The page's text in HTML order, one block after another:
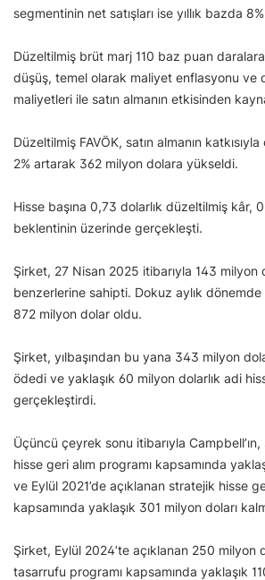
segmentinin net satışları ise yıllık bazda
Düzeltilmiş brüt marj 110 baz puan
düşüş, temel olarak maliyet enflasyonu ve
maliyetleri ile satın almanın etkisinden
Düzeltilmiş FAVÖK, satın almanın
2% artarak 362 milyon dolara yükseldi.
Hisse başına 0,73 dolarlık düzeltilmiş kâr,
beklentinin üzerinde gerçekleşti.
Şirket, 27 Nisan 2025 itibarıyla 143
benzerlerine sahipti. Dokuz aylık dönemde
872 milyon dolar oldu.
Şirket, yılbaşından bu yana 343 milyon
ödedi ve yaklaşık 60 milyon dolarlık adi
gerçekleştirdi.
Üçüncü çeyrek sonu itibarıyla Campbell’ın,
hisse geri alım programı kapsamında
ve Eylül 2021’de açıklanan stratejik hisse
kapsamında yaklaşık 301 milyon doları
Şirket, Eylül 2024’te açıklanan 250 milyon
tasarrufu programı kapsamında yaklaşık